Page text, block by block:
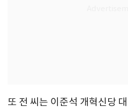
또 전 씨는 이준석 개혁신당